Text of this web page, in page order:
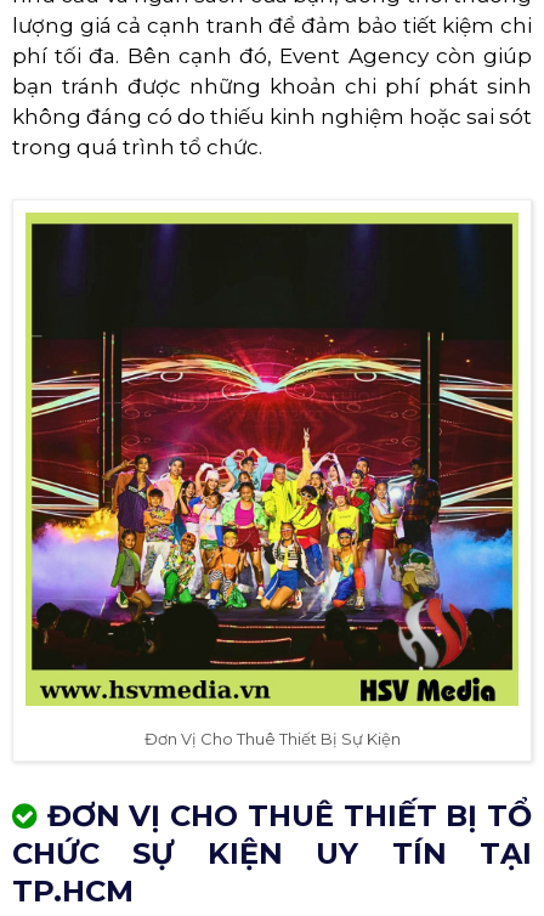
lượng giá cả cạnh tranh để đảm bảo tiết kiệm chi
phí tối đa. Bên cạnh đó, Event Agency còn giúp
bạn tránh được những khoản chi phí phát sinh
không đáng có do thiếu kinh nghiệm hoặc sai sót
trong quá trình tổ chức.
Đơn Vị Cho Thuê Thiết Bị Sự Kiện
ĐƠN VỊ CHO THUÊ THIẾT BỊ TỔ
CHỨC SỰ KIỆN UY TÍN TẠI
TP.HCM